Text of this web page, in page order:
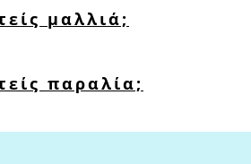
μαλλιά;
παραλία;